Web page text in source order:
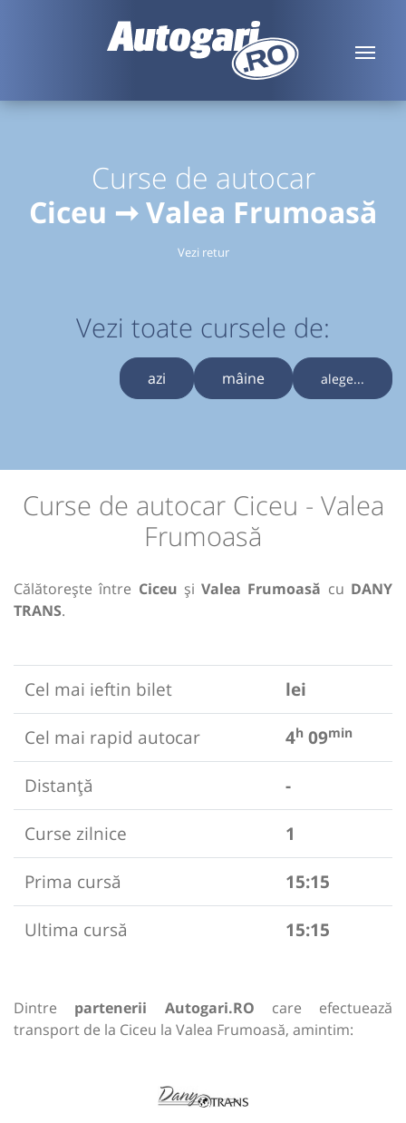
Curse de autocar
Ciceu ➞ Valea Frumoasă
Vezi retur
Vezi toate cursele de:
azi mâine alege...
Curse de autocar Ciceu - Valea
Frumoasă
Călătorește între Ciceu șiValea Frumoasă cu DANY
TRANS.
Cel mai ieftin bilet
lei
Cel mai rapid autocar
4h 09min
Distanță
-
Curse zilnice
1
Prima cursă
15:15
Ultima cursă
15:15
Dintre partenerii Autogari.RO care efectuează
transport de la Ciceu la Valea Frumoasă, amintim: